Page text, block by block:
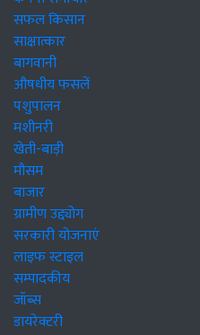
सफल किसान
साक्षात्कार
बागवानी
औषधीय फसलें
पशुपालन
मशीनरी
खेती-बाड़ी
मौसम
बाजार
ग्रामीण उद्द्योग
सरकारी योजनाएं
लाइफ स्टाइल
सम्पादकीय
जॉब्स
डायरेक्टरी